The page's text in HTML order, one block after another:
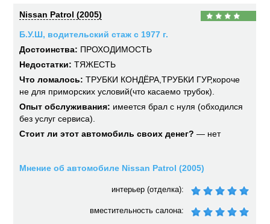
Nissan Patrol (2005)
Б.У.Ш, водительский стаж с 1977 г.
Достоинства: ПРОХОДИМОСТЬ
Недостатки: ТЯЖЕСТЬ
Что ломалось: ТРУБКИ КОНДЁРА,ТРУБКИ ГУР,короче
не для приморских условий(что касаемо трубок).
Опыт обслуживания: имеется брал с нуля (обходился
без услуг сервиса).
Стоит ли этот автомобиль своих денег? — нет
Мнение об автомобиле Nissan Patrol (2005)
интерьер (отделка):
вместительность салона: